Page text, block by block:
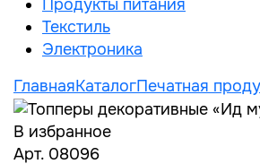
Продукты питания
Текстиль
Электроника
ГлавнаяКаталогПечатная
В избранное
Арт. 08096